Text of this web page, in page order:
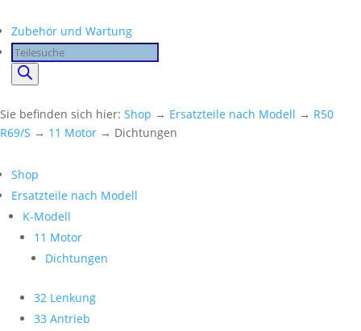
Zubehör und Wartung
Products
search
Sie befinden sich hier: Shop → Ersatzteile nach Modell → R50
R69/S → 11 Motor → Dichtungen
Shop
Ersatzteile nach Modell
K-Modell
11 Motor
Dichtungen
32 Lenkung
33 Antrieb